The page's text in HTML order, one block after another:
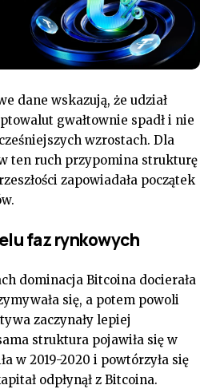
dane wskazują, że udział
gwałtownie spadł i nie
wzrostach. Dla
ten ruch przypomina strukturę
zapowiadała początek
faz rynkowych
dominacja Bitcoina docierała
się, a potem powoli
zaczynały lepiej
struktura pojawiła się w
w 2019-2020 i powtórzyła się
odpłynął z Bitcoina.